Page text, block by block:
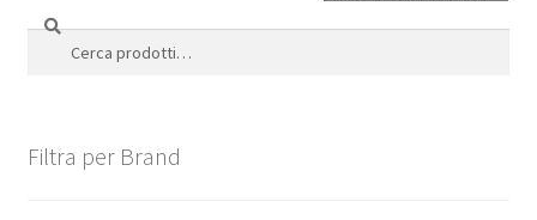
Cerca:
Cerca
Filtra per Brand